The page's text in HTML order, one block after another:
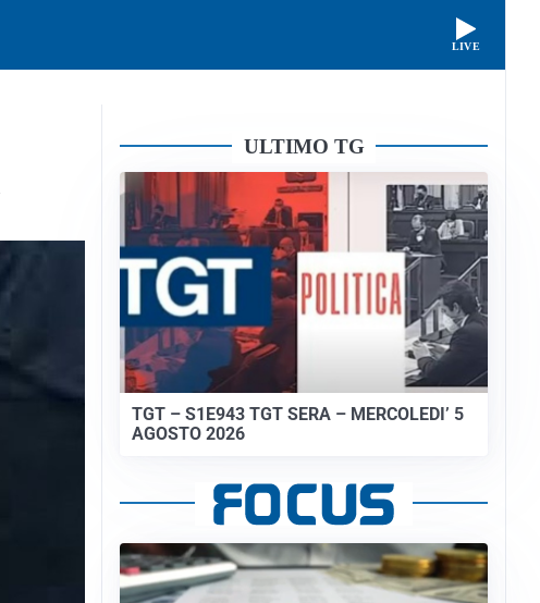
LIVE
ULTIMO TG
TGT – S1E943 TGT SERA – MERCOLEDI’ 5
AGOSTO 2026